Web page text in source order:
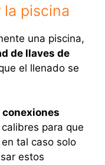
la piscina
una piscina,
de llaves de
el llenado se
conexiones
para que
tal caso solo
estos